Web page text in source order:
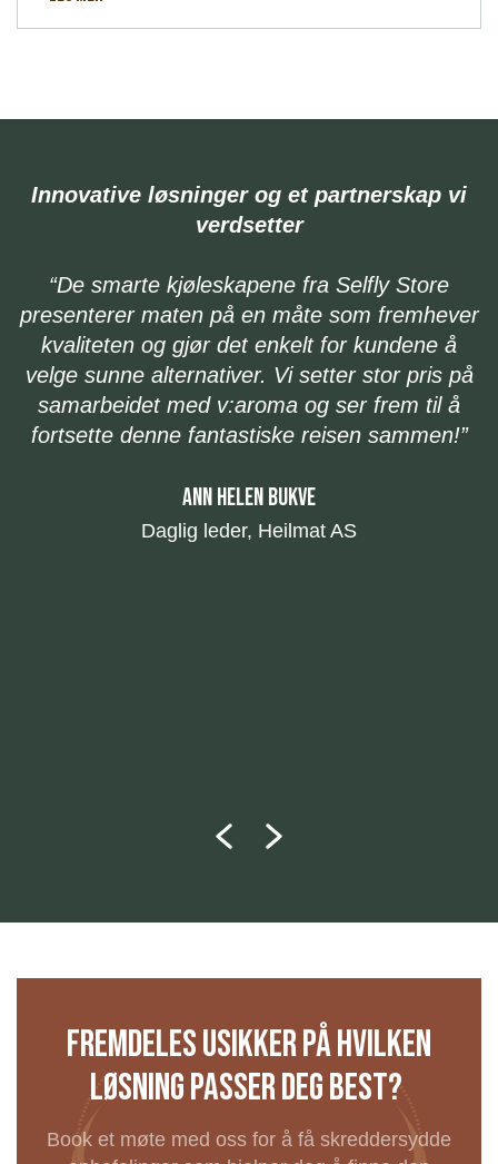
Innovative løsninger og et partnerskap vi
verdsetter
“De smarte kjøleskapene fra Selfly Store
presenterer maten på en måte som fremhever
kvaliteten og gjør det enkelt for kundene å
velge sunne alternativer. Vi setter stor pris på
samarbeidet med v:aroma og ser frem til å
fortsette denne fantastiske reisen sammen!”
ANN HELEN BUKVE
Daglig leder, Heilmat AS
Fremdeles usikker på hvilken
løsning passer deg best?
Book et møte med oss for å få skreddersydde